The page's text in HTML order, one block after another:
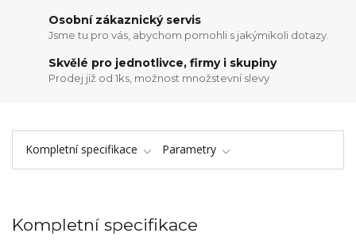
Osobní zákaznický servis
Jsme tu pro vás, abychom pomohli s jakýmikoli dotazy.
Skvělé pro jednotlivce, firmy i skupiny
Prodej již od 1ks, možnost množstevní slevy
Kompletní specifikace Parametry
Kompletní specifikace